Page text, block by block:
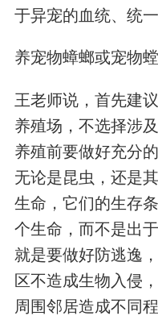
于异宠的血统、统
养宠物蟑螂或宠物
王老师说，首先建
养殖场，不选择涉
养殖前要做好充分
无论是昆虫，还是
生命，它们的生存
个生命，而不是出
就是要做好防逃逸
区不造成生物入侵
周围邻居造成不同程